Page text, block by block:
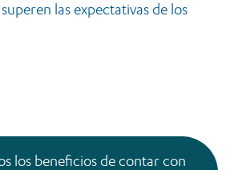
las expectativas de los
los beneficios de contar con